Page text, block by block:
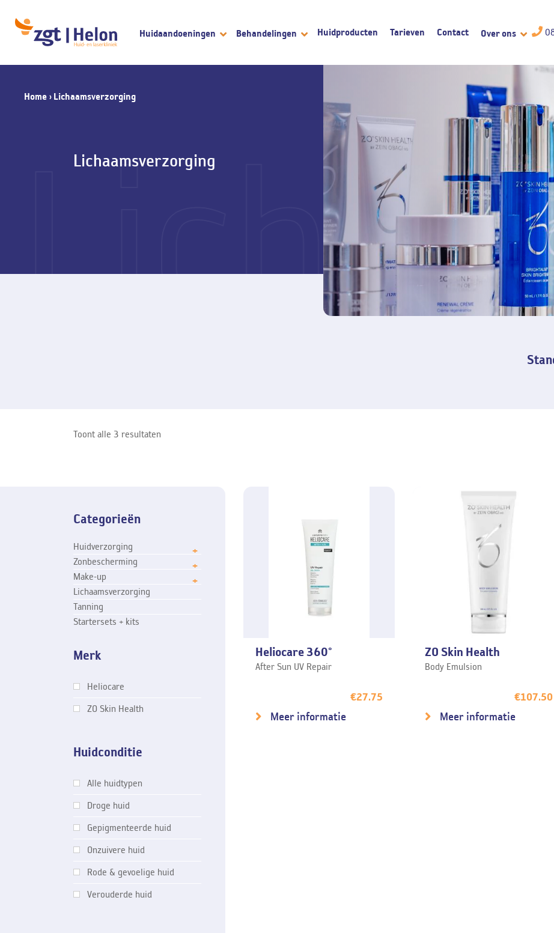
Huidaandoeningen Behandelingen Huidproducten Tarieven Contact Over ons
Home › Lichaamsverzorging
Lichaamsverzorging
Toont alle 3 resultaten
Categorieën
Huidverzorging
Zonbescherming
Make-up
Lichaamsverzorging
Tanning
Startersets + kits
Merk
Heliocare
ZO Skin Health
Huidconditie
Alle huidtypen
Droge huid
Gepigmenteerde huid
Onzuivere huid
Rode & gevoelige huid
Verouderde huid
Heliocare 360°
After Sun UV Repair
€27.75
Meer informatie
ZO Skin Health
Body Emulsion
€107.50
Meer informatie